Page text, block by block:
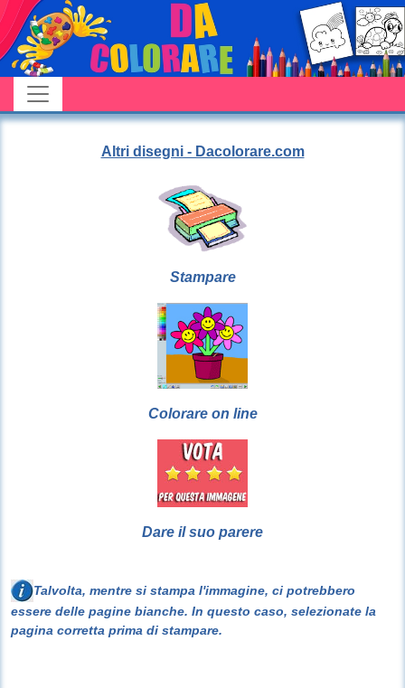
Altri disegni - Dacolorare.com
Stampare
Colorare on line
Dare il suo parere
Talvolta, mentre si stampa l'immagine, ci potrebbero
essere delle pagine bianche. In questo caso, selezionate la
pagina corretta prima di stampare.